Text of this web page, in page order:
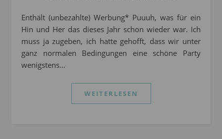
Enthält (unbezahlte) Werbung* Puuuh, was für ein
Hin und Her das dieses Jahr schon wieder war. Ich
muss ja zugeben, ich hatte gehofft, dass wir unter
ganz normalen Bedingungen eine schöne Party
wenigstens…
WEITERLESEN